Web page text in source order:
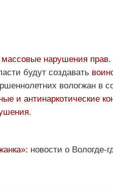
массовые нарушения прав.
будут создавать
вологжан в
и антинаркотические
.
новости о Вологде-